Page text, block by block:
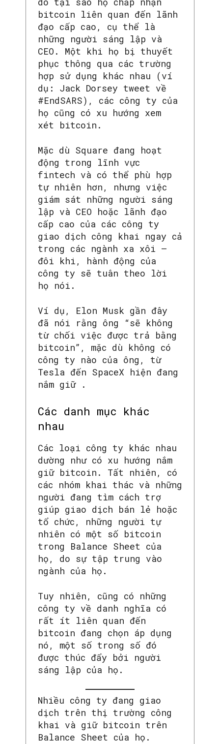
SEARCH...
bitcoin liên quan đến lãnh
đạo cấp cao, cụ thể là
những người sáng lập và
CEO. Một khi họ bị thuyết
phục thông qua các trường
hợp sử dụng khác nhau (ví
dụ: Jack Dorsey tweet về
#EndSARS), các công ty của
họ cũng có xu hướng xem
xét bitcoin.
Mặc dù Square đang hoạt
động trong lĩnh vực
fintech và có thể phù hợp
tự nhiên hơn, nhưng việc
giám sát những người sáng
lập và CEO hoặc lãnh đạo
cấp cao của các công ty
giao dịch công khai ngay cả
trong các ngành xa xôi –
đôi khi, hành động của
công ty sẽ tuân theo lời
họ nói.
Ví dụ, Elon Musk gần đây
đã nói rằng ông “sẽ không
từ chối việc được trả bằng
bitcoin”, mặc dù không có
công ty nào của ông, từ
Tesla đến SpaceX hiện đang
nắm giữ .
Các danh mục khác
nhau
Các loại công ty khác nhau
dường như có xu hướng nắm
giữ bitcoin. Tất nhiên, có
các nhóm khai thác và những
người đang tìm cách trợ
giúp giao dịch bán lẻ hoặc
tổ chức, những người tự
nhiên có một số bitcoin
trong Balance Sheet của
họ, do sự tập trung vào
ngành của họ.
Tuy nhiên, cũng có những
công ty về danh nghĩa có
rất ít liên quan đến
bitcoin đang chọn áp dụng
nó, một số trong số đó
được thúc đẩy bởi người
sáng lập của họ.
Nhiều công ty đang giao
dịch trên thị trường công
khai và giữ bitcoin trên
Balance Sheet của họ.